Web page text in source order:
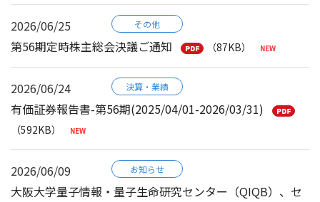
2026/06/25 その他
第56期定時株主総会決議ご通知 （87KB）
2026/06/24 決算・業績
有価証券報告書-第56期(2025/04/01-2026/03/31)
（592KB）
2026/06/09 お知らせ
大阪大学量子情報・量子生命研究センター（QIQB）、セ